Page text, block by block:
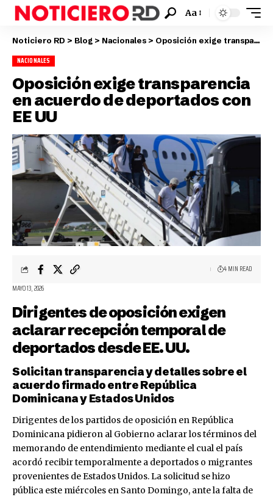
Aa
Noticiero RD > Blog > Nacionales > Oposición exige transparencia en acuerdo de deportados con EE UU
NACIONALES
Oposición exige transparencia
en acuerdo de deportados con
EE UU
MAYO 13, 2026
4 MIN READ
Dirigentes de oposición exigen
aclarar recepción temporal de
deportados desde EE. UU.
Solicitan transparencia y detalles sobre el
acuerdo firmado entre República
Dominicana y Estados Unidos
Dirigentes de los partidos de oposición en República
Dominicana pidieron al Gobierno aclarar los términos del
memorando de entendimiento mediante el cual el país
acordó recibir temporalmente a deportados o migrantes
provenientes de Estados Unidos. La solicitud se hizo
pública este miércoles en Santo Domingo, ante la falta de